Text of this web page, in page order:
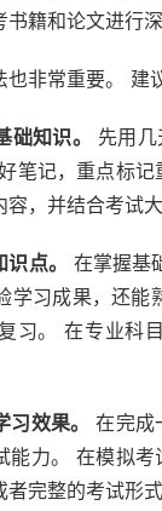
籍和论文进行深
非常重要。 建
知识。
先用
笔记，重点标
，并结合考试大
点。
在掌握基
学习成果，还
习。 在专业科
效果。
在完成
能力。 在模拟
完整的考试形